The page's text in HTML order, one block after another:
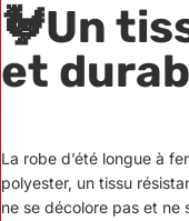
🐓Un
et
La robe d’été longue à
polyester, un tissu
ne se décolore pas et ne